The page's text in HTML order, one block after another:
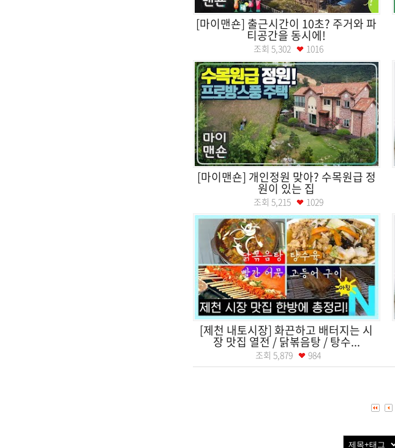
[마이맨숀] 출근시간이 10초? 주거와 파
티공간을 동시에!
조회 5,302 1016
[마이맨숀] 개인정원 맞아? 수목원급 정
원이 있는 집
조회 5,215 1029
[제천 내토시장] 화끈하고 배터지는 시
장 맛집 열전 / 닭볶음탕 / 탕수...
조회 5,879 984